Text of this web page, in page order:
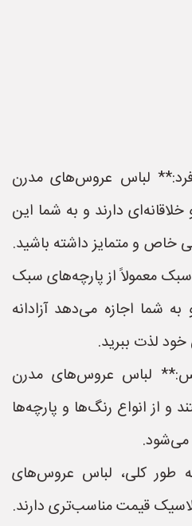
لباس عروس‌های مدرن
دارند و به شما این
خاص و متمایز داشته باشید.
معمولاً از پارچه‌های سبک
شما اجازه می‌دهد آزادانه
لذت ببرید.
لباس عروس‌های مدرن
و از انواع رنگ‌ها و پارچه‌ها
می‌شود.
طور کلی، لباس عروس‌های
قیمت مناسب‌تری دارند.